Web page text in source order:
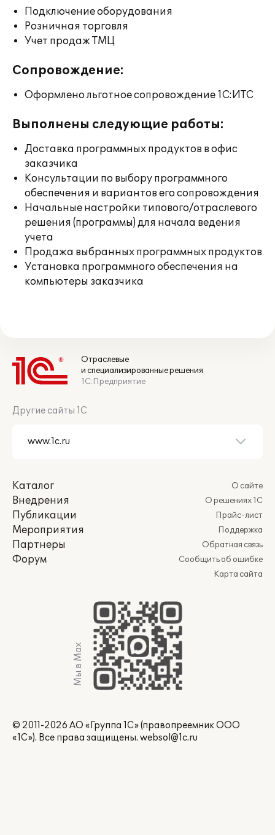
Подключение оборудования
Розничная торговля
Учет продаж ТМЦ
Сопровождение:
Оформлено льготное сопровождение 1С:ИТС
Выполнены следующие работы:
Доставка программных продуктов в офис
заказчика
Консультации по выбору программного
обеспечения и вариантов его сопровождения
Начальные настройки типового/отраслевого
решения (программы) для начала ведения
учета
Продажа выбранных программных продуктов
Установка программного обеспечения на
компьютеры заказчика
Отраслевые
и специализированные решения
1С:Предприятие
Другие сайты 1С
Каталог
Внедрения
Публикации
Мероприятия
Партнеры
Форум
О сайте
О решениях 1С
Прайс-лист
Поддержка
Обратная связь
Сообщить об ошибке
Карта сайта
Мы в Max
© 2011-2026 АО «Группа 1С» (правопреемник ООО
«1С»). Все права защищены. websol@1c.ru